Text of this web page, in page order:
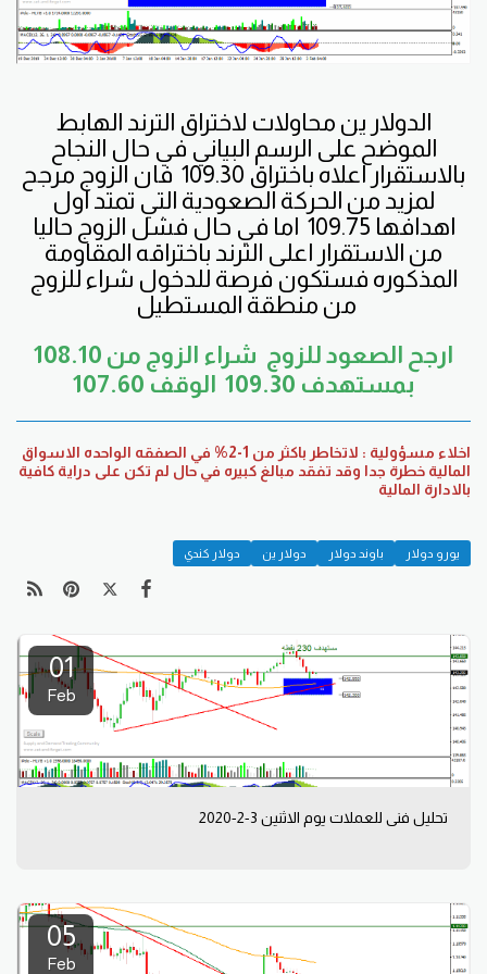
الدولار ين محاولات لاختراق الترند الهابط
الموضح على الرسم البياني في حال النجاح
بالاستقرار اعلاه باختراق 109.30 فان الزوج مرجح
لمزيد من الحركة الصعودية التي تمتد اول
اهدافها 109.75 اما في حال فشل الزوج حاليا
من الاستقرار اعلى الترند باختراقه المقاومة
المذكوره فستكون فرصة للدخول شراء للزوج
من منطقة المستطيل
ارجح الصعود للزوج شراء الزوج من 108.10
بمستهدف 109.30 الوقف 107.60
اخلاء مسؤولية : لاتخاطر باكثر من 1-2% في الصفقه الواحده الاسواق
المالية خطرة جدا وقد تفقد مبالغ كبيره في حال لم تكن على دراية كافية
بالادارة المالية
يورو دولار باوند دولار دولار ين دولار كندي
01
Feb
تحليل فني للعملات يوم الاثنين 3-2-2020
05
Feb